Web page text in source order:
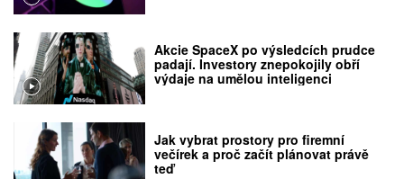
Akcie SpaceX po výsledcích prudce
padají. Investory znepokojily obří
výdaje na umělou inteligenci
Jak vybrat prostory pro firemní
večírek a proč začít plánovat právě
teď